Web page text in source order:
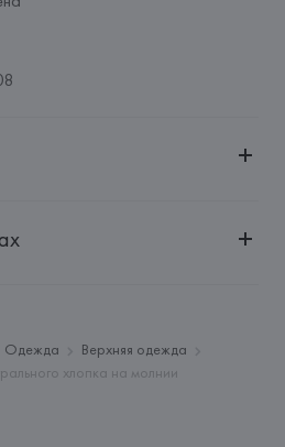
BOSS AG, Dieselstrasse 12, D-
Одежда
Верхняя одежда
хлопка на молнии